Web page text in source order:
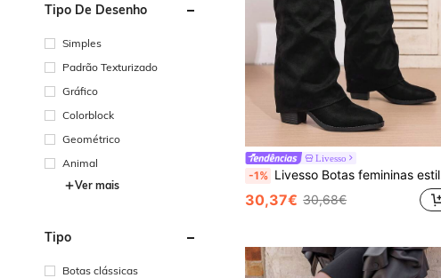
Tipo De Desenho
Simples
Padrão Texturizado
Gráfico
Colorblock
Geométrico
Animal
Ver mais
Tipo
Botas clássicas
Livesso
-1% Livesso Botas femininas estilo calça sexy, bico fino, salto grosso, salto grosso, outono/inverno 2025, botas retrô acima do joelho, leggings combinando, botas pretas
30,37€ 30,68€